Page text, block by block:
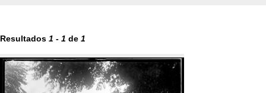
Resultados 1 - 1 de 1